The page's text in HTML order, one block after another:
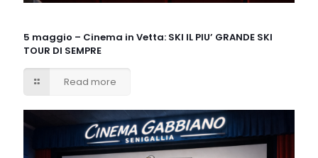
5 maggio – Cinema in Vetta: SKI IL PIU’ GRANDE SKI
TOUR DI SEMPRE
Read more